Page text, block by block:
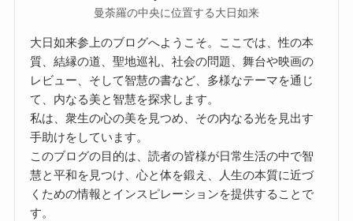
曼荼羅の中央に位置する大日如来
大日如来参上のブログへようこそ。ここでは、性の本
質、結縁の道、聖地巡礼、社会の問題、舞台や映画の
レビュー、そして智慧の書など、多様なテーマを通じ
て、内なる美と智慧を探求します。
私は、衆生の心の美を見つめ、その内なる光を見出す
手助けをしています。
このブログの目的は、読者の皆様が日常生活の中で智
慧と平和を見つけ、心と体を鍛え、人生の本質に近づ
くための情報とインスピレーションを提供することで
す。